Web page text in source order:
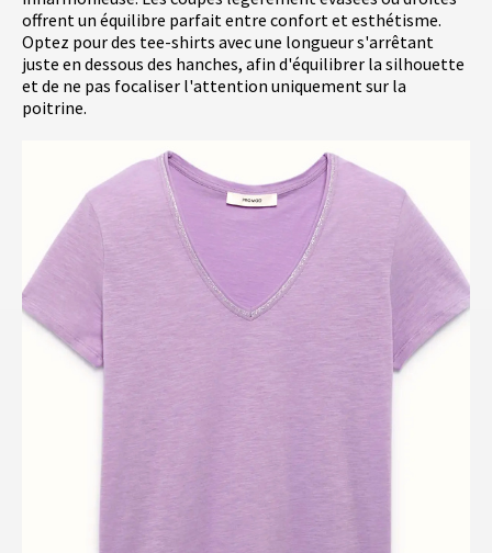
offrent un équilibre parfait entre confort et esthétisme.
Optez pour des tee-shirts avec une longueur s'arrêtant
juste en dessous des hanches, afin d'équilibrer la silhouette
et de ne pas focaliser l'attention uniquement sur la
poitrine.